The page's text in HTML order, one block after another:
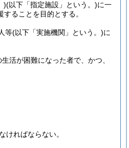
)(以下「指定施設」という。)に一
ることを目的とする。
等(以下「実施機関」という。)に
活が困難になった者で、かつ、
ければならない。